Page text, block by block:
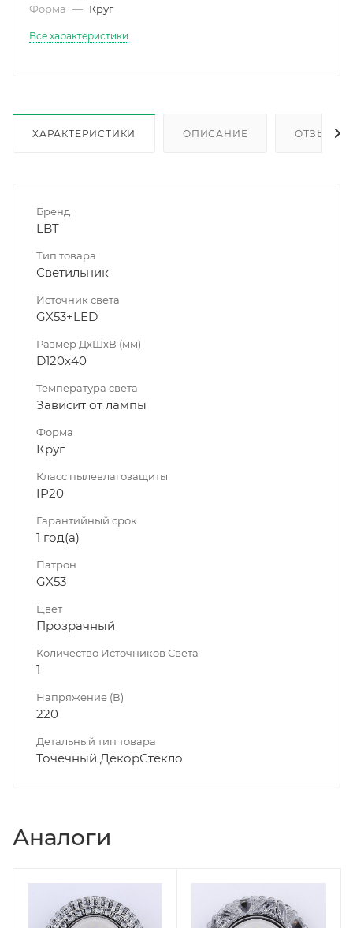
Форма — Круг
Все характеристики
ХАРАКТЕРИСТИКИ ОПИСАНИЕ ОТЗЫВЫ
Бренд
LBT
Тип товара
Светильник
Источник света
GX53+LED
Размер ДхШхВ (мм)
D120х40
Температура света
Зависит от лампы
Форма
Круг
Класс пылевлагозащиты
IP20
Гарантийный срок
1 год(а)
Патрон
GX53
Цвет
Прозрачный
Количество Источников Света
1
Напряжение (В)
220
Детальный тип товара
Точечный ДекорСтекло
Аналоги